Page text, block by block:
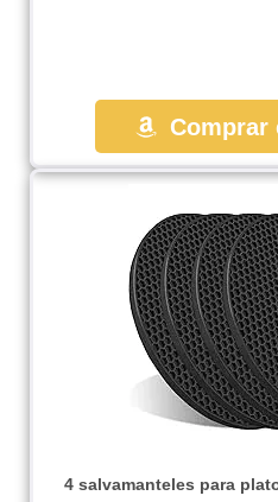
Comprar
4 salvamanteles para